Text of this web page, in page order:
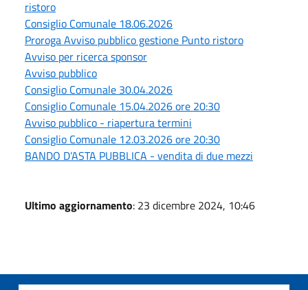
ristoro
Consiglio Comunale 18.06.2026
Proroga Avviso pubblico gestione Punto ristoro
Avviso per ricerca sponsor
Avviso pubblico
Consiglio Comunale 30.04.2026
Consiglio Comunale 15.04.2026 ore 20:30
Avviso pubblico - riapertura termini
Consiglio Comunale 12.03.2026 ore 20:30
BANDO D’ASTA PUBBLICA - vendita di due mezzi
Ultimo aggiornamento: 23 dicembre 2024, 10:46